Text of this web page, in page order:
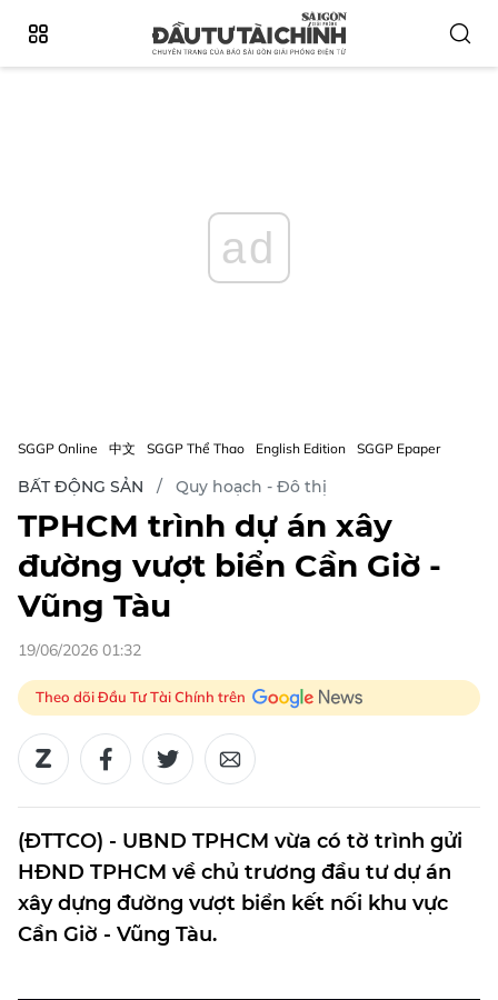
ad
SGGP Online 中文 SGGP Thể Thao English Edition SGGP Epaper
BẤT ĐỘNG SẢN Quy hoạch - Đô thị
TPHCM trình dự án xây
đường vượt biển Cần Giờ -
Vũng Tàu
19/06/2026 01:32
Theo dõi Đầu Tư Tài Chính trên
(ĐTTCO) - UBND TPHCM vừa có tờ trình gửi
HĐND TPHCM về chủ trương đầu tư dự án
xây dựng đường vượt biển kết nối khu vực
Cần Giờ - Vũng Tàu.